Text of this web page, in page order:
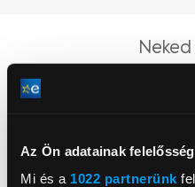
Az Ön adatainak
Mi és a 1022 partnerünk